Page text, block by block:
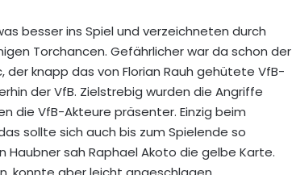
besser ins Spiel und verzeichneten durch
Torchancen. Gefährlicher war da schon der
knapp das von Florian Rauh gehütete VfB-
der VfB. Zielstrebig wurden die Angriffe
die VfB-Akteure präsenter. Einzig beim
sollte sich auch bis zum Spielende so
sah Raphael Akoto die gelbe Karte.